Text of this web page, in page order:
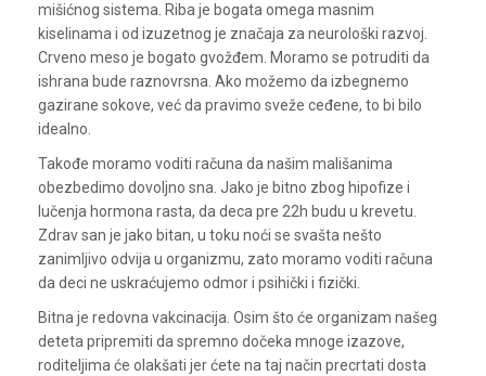
mišićnog sistema. Riba je bogata omega masnim
kiselinama i od izuzetnog je značaja za neurološki razvoj.
Crveno meso je bogato gvožđem. Moramo se potruditi da
ishrana bude raznovrsna. Ako možemo da izbegnemo
gazirane sokove, već da pravimo sveže ceđene, to bi bilo
idealno.
Takođe moramo voditi računa da našim mališanima
obezbedimo dovoljno sna. Jako je bitno zbog hipofize i
lučenja hormona rasta, da deca pre 22h budu u krevetu.
Zdrav san je jako bitan, u toku noći se svašta nešto
zanimljivo odvija u organizmu, zato moramo voditi računa
da deci ne uskraćujemo odmor i psihički i fizički.
Bitna je redovna vakcinacija. Osim što će organizam našeg
deteta pripremiti da spremno dočeka mnoge izazove,
roditeljima će olakšati jer ćete na taj način precrtati dosta